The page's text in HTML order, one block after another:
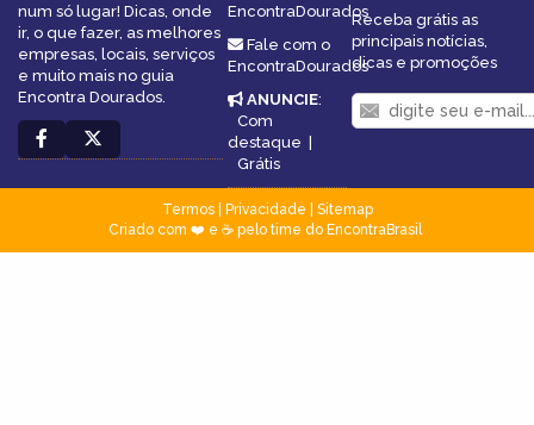
num só lugar! Dicas, onde
ir, o que fazer, as melhores
empresas, locais, serviços
e muito mais no guia
Encontra Dourados.
EncontraDourados
Fale com o
EncontraDourados
ANUNCIE:
Com
destaque |
Grátis
Receba grátis as
principais notícias,
dicas e promoções
Termos| Privacidade
Sitemap
Criado com ❤️ e ☕ pelo time do EncontraBrasil